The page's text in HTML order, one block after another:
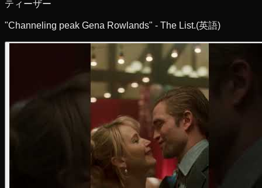
ティーザー
"Channeling peak Gena Rowlands" - The List.(英語)